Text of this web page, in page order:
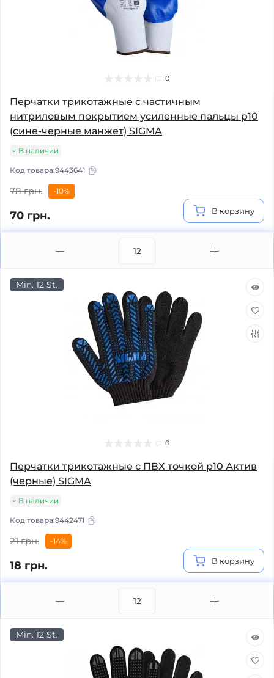
0
Перчатки трикотажные с частичным
нитриловым покрытием усиленные пальцы р10
(сине-черные манжет) SIGMA
В наличии
Код товара:9443641
78 грн. -10%
70 грн. В корзину
Min. 12 St.
0
Перчатки трикотажные с ПВХ точкой р10 Актив
(черные) SIGMA
В наличии
Код товара:9442471
21 грн. -14%
18 грн. В корзину
Min. 12 St.